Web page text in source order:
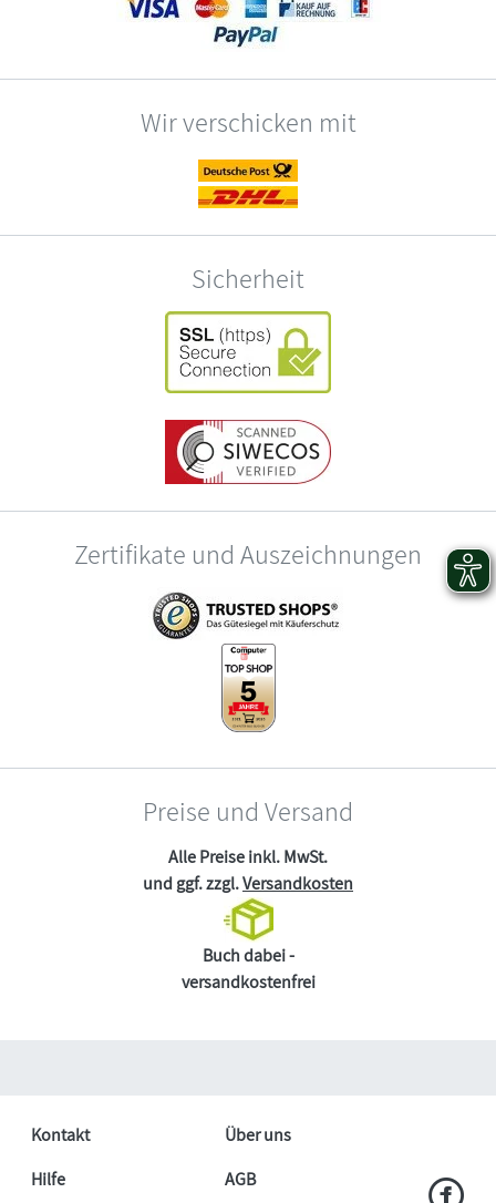
Wir verschicken mit
Sicherheit
Zertifikate und Auszeichnungen
Preise und Versand
Alle Preise inkl. MwSt.
und ggf. zzgl.Versandkosten
Buch dabei -
versandkostenfrei
Kontakt
Über uns
Hilfe
AGB